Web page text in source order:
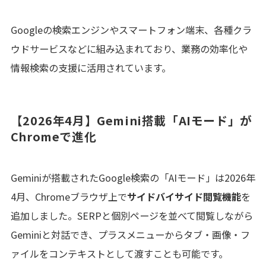
Googleの検索エンジンやスマートフォン端末、各種クラ
ウドサービスなどに組み込まれており、業務の効率化や
情報検索の支援に活用されています。
【2026年4月】Gemini搭載「AIモード」が
Chromeで進化
Geminiが搭載されたGoogle検索の「AIモード」は2026年
4月、Chromeブラウザ上でサイドバイサイド閲覧機能を
追加しました。SERPと個別ページを並べて閲覧しながら
Geminiと対話でき、プラスメニューからタブ・画像・フ
ァイルをコンテキストとして渡すことも可能です。